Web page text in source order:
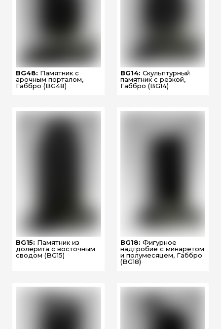
BG48: Памятник с
арочным порталом,
Габбро (BG48)
BG14: Скульптурный
памятник с резкой,
Габбро (BG14)
BG15: Памятник из
долерита с восточным
сводом (BG15)
BG18: Фигурное
надгробие с минаретом
и полумесяцем, Габбро
(BG18)